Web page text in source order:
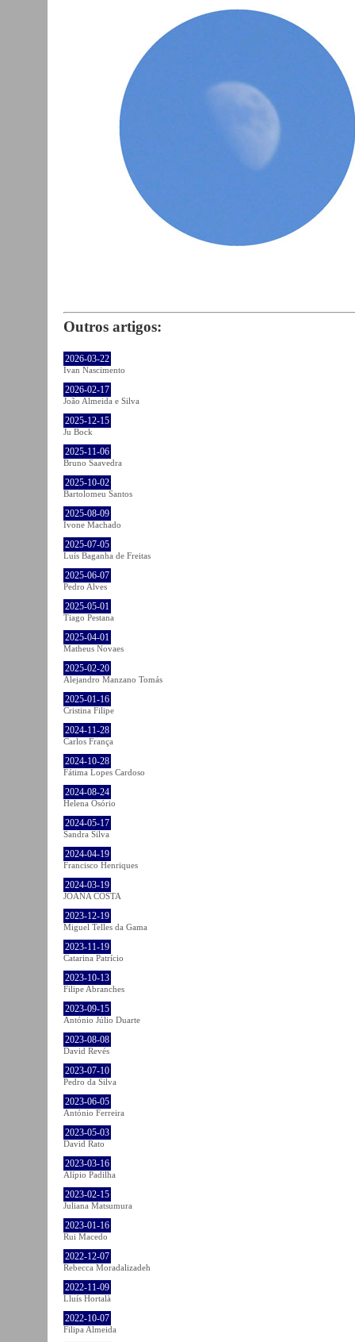
Outros artigos:
2026-03-22
Ivan Nascimento
2026-02-17
João Almeida e Silva
2025-12-15
Ju Bock
2025-11-06
Bruno Saavedra
2025-10-02
Bartolomeu Santos
2025-08-09
Ivone Machado
2025-07-05
Luís Baganha de Freitas
2025-06-07
Pedro Alves
2025-05-01
Tiago Pestana
2025-04-01
Matheus Novaes
2025-02-20
Alejandro Manzano Tomás
2025-01-16
Cristina Filipe
2024-11-28
Carlos França
2024-10-28
Fátima Lopes Cardoso
2024-08-24
Helena Osório
2024-05-17
Sandra Silva
2024-04-19
Francisco Henriques
2024-03-19
JOANA COSTA
2023-12-19
Miguel Telles da Gama
2023-11-19
Catarina Patrício
2023-10-13
Filipe Abranches
2023-09-15
António Júlio Duarte
2023-08-08
David Revés
2023-07-10
Pedro da Silva
2023-06-05
António Ferreira
2023-05-03
David Rato
2023-03-16
Alípio Padilha
2023-02-15
Juliana Matsumura
2023-01-16
Rui Macedo
2022-12-07
Rebecca Moradalizadeh
2022-11-09
Lluís Hortalà
2022-10-07
Filipa Almeida